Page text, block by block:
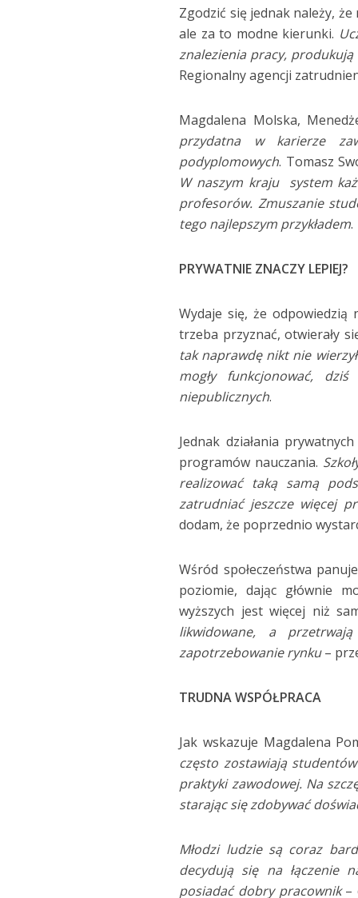
Zgodzić się jednak należy,
ale za to modne kierunki.
znalezienia pracy,
Regionalny agencji
Magdalena Molska,
przydatna w karierze
podyplomowych. Tomasz
W naszym kraju system
profesorów. Zmuszanie
tego najlepszym przykładem.
PRYWATNIE ZNACZY LEPIEJ?
Wydaje się, że
trzeba przyznać, otwierały
tak naprawdę nikt nie
mogły funkcjonować,
niepublicznych.
Jednak działania
programów nauczania.
realizować taką samą
zatrudniać jeszcze więcej
dodam, że poprzednio
Wśród społeczeństwa
poziomie, dając głównie
wyższych jest więcej niż
likwidowane, a
zapotrzebowanie rynku–
TRUDNA WSPÓŁPRACA
Jak wskazuje Magdalena
często zostawiają
praktyki zawodowej. Na
starając się zdobywać
Młodzi ludzie są coraz
decydują się na łączenie
posiadać dobry pracownik–